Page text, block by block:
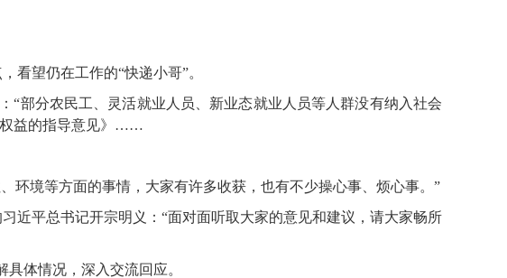
看望仍在工作的“快递小哥”。
分农民工、灵活就业人员、新业态就业人员等人群没有纳入社会
权益的指导意见》……
境等方面的事情，大家有许多收获，也有不少操心事、烦心事。”
平总书记开宗明义：“面对面听取大家的意见和建议，请大家畅所
体情况，深入交流回应。